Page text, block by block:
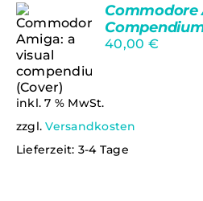
IN DEN
/
Commodore
40,00 €
inkl. 7 % MwSt.
zzgl.Versandkosten
Lieferzeit: 3-4 Tage